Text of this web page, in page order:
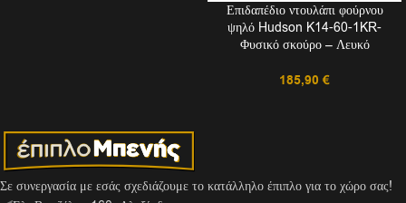
Επιδαπέδιο ντουλάπι φούρνου
ψηλό Hudson K14-60-1KR-
Φυσικό σκούρο – Λευκό
185,90 €
Σε συνεργασία με εσάς σχεδιάζουμε το κατάλληλο έπιπλο για το χώρο σας!